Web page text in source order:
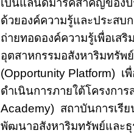
เป็นแลนด์มาร์คสำคัญของป
ด้วยองค์ความรู้และประส
ถ่ายทอดองค์ความรู้เพื่อเส
อุตสาหกรรมอสังหาริมทรัพ
(Opportunity Platform) เ
ดำเนินการภายใต้โครงกา
Academy) สถาบันการเรี
พัฒนาอสังหาริมทรัพย์และ